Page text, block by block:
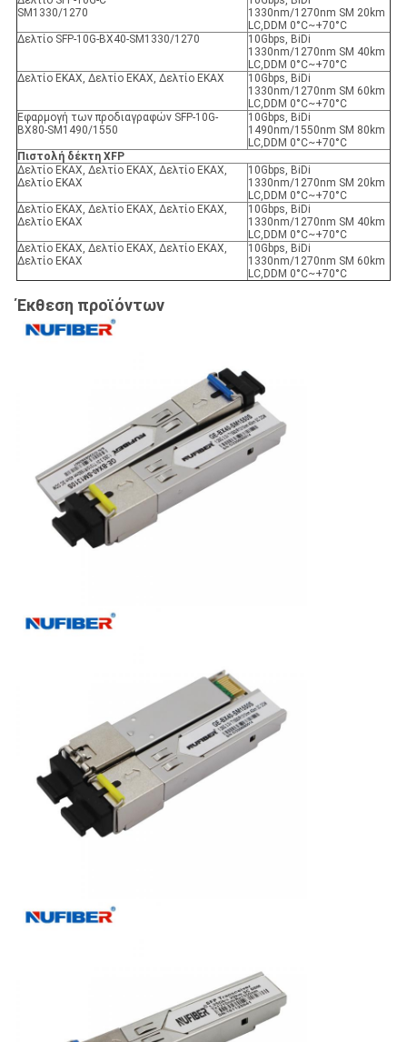
SM1330/1270
1330nm/1270nm SM 20km
LC,DDM 0°C~+70°C
Δελτίο SFP-10G-BX40-SM1330/1270
10Gbps, BiDi
1330nm/1270nm SM 40km
LC,DDM 0°C~+70°C
Δελτίο ΕΚΑΧ, Δελτίο ΕΚΑΧ, Δελτίο ΕΚΑΧ
10Gbps, BiDi
1330nm/1270nm SM 60km
LC,DDM 0°C~+70°C
Εφαρμογή των προδιαγραφών SFP-10G-
BX80-SM1490/1550
10Gbps, BiDi
1490nm/1550nm SM 80km
LC,DDM 0°C~+70°C
Πιστολή δέκτη XFP
Δελτίο ΕΚΑΧ, Δελτίο ΕΚΑΧ, Δελτίο ΕΚΑΧ,
Δελτίο ΕΚΑΧ
10Gbps, BiDi
1330nm/1270nm SM 20km
LC,DDM 0°C~+70°C
Δελτίο ΕΚΑΧ, Δελτίο ΕΚΑΧ, Δελτίο ΕΚΑΧ,
Δελτίο ΕΚΑΧ
10Gbps, BiDi
1330nm/1270nm SM 40km
LC,DDM 0°C~+70°C
Δελτίο ΕΚΑΧ, Δελτίο ΕΚΑΧ, Δελτίο ΕΚΑΧ,
Δελτίο ΕΚΑΧ
10Gbps, BiDi
1330nm/1270nm SM 60km
LC,DDM 0°C~+70°C
Έκθεση προϊόντων